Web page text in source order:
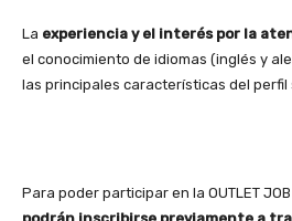
La experiencia y el interés por la
el conocimiento de idiomas (inglés y
las principales características del perfil
Para poder participar en la OUTLET